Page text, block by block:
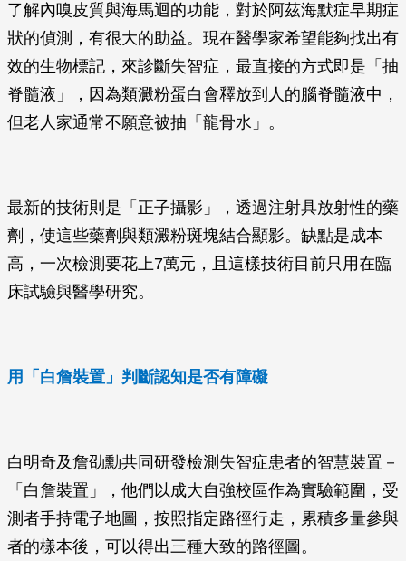
了解內嗅皮質與海馬迴的功能，對於阿茲海默症早期症
狀的偵測，有很大的助益。現在醫學家希望能夠找出有
效的生物標記，來診斷失智症，最直接的方式即是「抽
脊髓液」，因為類澱粉蛋白會釋放到人的腦脊髓液中，
但老人家通常不願意被抽「龍骨水」。
最新的技術則是「正子攝影」，透過注射具放射性的藥
劑，使這些藥劑與類澱粉斑塊結合顯影。缺點是成本
高，一次檢測要花上7萬元，且這樣技術目前只用在臨
床試驗與醫學研究。
用「白詹裝置」判斷認知是否有障礙
白明奇及詹劭勳共同研發檢測失智症患者的智慧裝置－
「白詹裝置」，他們以成大自強校區作為實驗範圍，受
測者手持電子地圖，按照指定路徑行走，累積多量參與
者的樣本後，可以得出三種大致的路徑圖。